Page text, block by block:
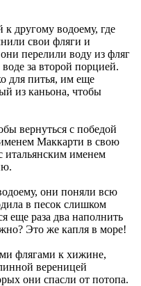
к другому водоему, где
свои фляги и
перелили воду из фляг
за второй порцией.
для питья, им еще
из каньона, чтобы
вернуться с победой
Маккарти в свою
именем
они поняли всю
в песок слишком
еще раза два наполнить
Это же капля в море!
флягами к хижине,
вереницей
они спасли от потопа.